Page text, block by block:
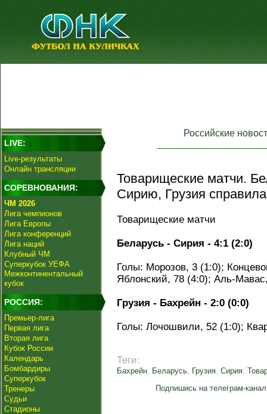
LIVE:
Live-результаты
Онлайн трансляции
СОРЕВНОВАНИЯ:
ЧМ 2026
Лига чемпионов
Лига Европы
Лига конференций
Лига наций
Клубный ЧМ
Суперкубок УЕФА
Межконтинентальный
кубок
РОССИЯ:
Премьер-лига
Первая лига
Вторая лига
Кубок России
Календарь
Бомбардиры
Суперкубок
Тренеры
Судьи
Стадионы
Российские
Товарищеские матчи.
Сирию, Грузия
Товарищеские матчи
Беларусь - Сирия - 4:1 (2:0)
Голы: Морозов, 3 (1:0);
Яблонский, 78 (4:0); Аль-
Грузия - Бахрейн - 2:0 (0:0)
Голы: Лочошвили, 52 (1:0);
Теги:
Бахрейн, Беларусь, Грузия, Сирия,
Подпишись на телеграм-